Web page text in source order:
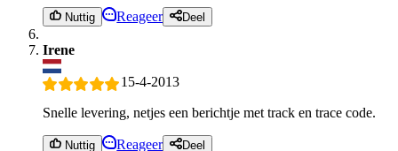
Nuttig Reageer Deel
Irene
15-4-2013
Snelle levering, netjes een berichtje met track en trace code.
Nuttig Reageer Deel